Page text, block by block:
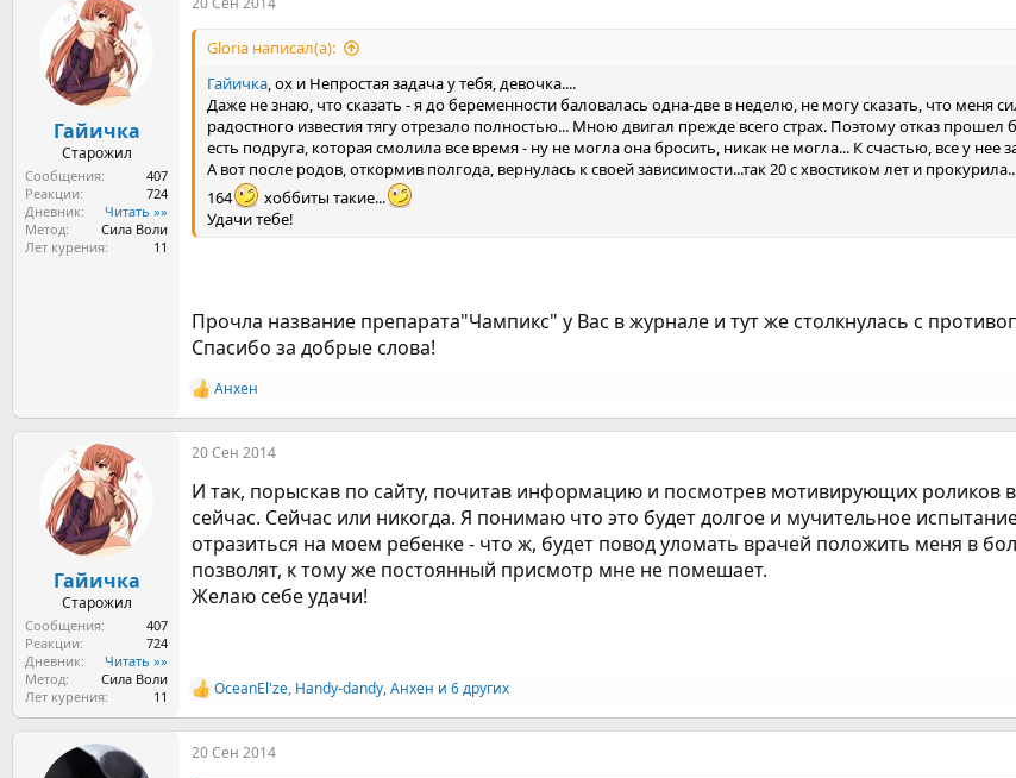
и
Гайичка
Старожил
Сообщения
407
Реакции
724
Дневник
Читать »»
Метод
Сила Воли
Лет курения
11
Gloria написал(а):
Гайичка, ох и Непростая задача у тебя, девочка....
Даже не знаю, что сказать - я до беременности баловалась одна-две в неделю, не могу сказать, что меня
радостного известия тягу отрезало полностью... Мною двигал прежде всего страх. Поэтому отказ
есть подруга, которая смолила все время - ну не могла она бросить, никак не могла... К счастью, все у
А вот после родов, откормив полгода, вернулась к своей зависимости...так 20 с хвостиком лет и
164
хоббиты такие...
Удачи тебе!
Прочла название препарата"Чампикс" у Вас в журнале и тут же столкнулась с
Спасибо за добрые слова!
Р
е
а
к
и
и
:
Анхен
Гайичка
Старожил
Сообщения
407
Реакции
724
Дневник
Читать »»
Метод
Сила Воли
Лет курения
11
20 Сен 2014
И так, порыскав по сайту, почитав информацию и посмотрев мотивирующих роликов
сейчас. Сейчас или никогда. Я понимаю что это будет долгое и мучительное
отразиться на моем ребенке - что ж, будет повод уломать врачей положить меня в
позволят, к тому же постоянный присмотр мне не помешает.
Желаю себе удачи!
Р
е
а
к
OceanEl'ze, Handy-dandy,Анхен и 6 других
20 Сен 2014